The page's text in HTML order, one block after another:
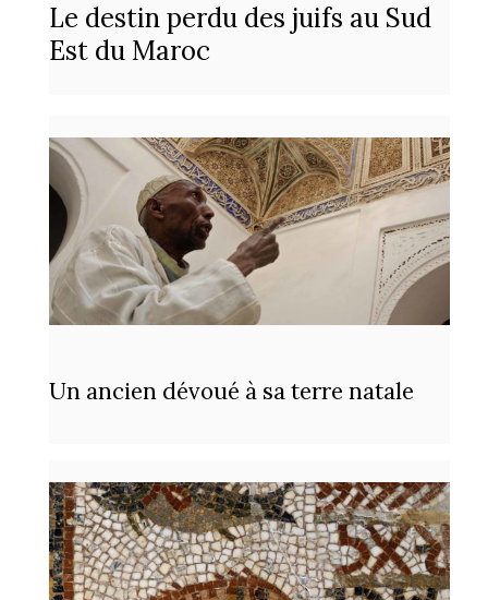
Le destin perdu des juifs au Sud
Est du Maroc
Un ancien dévoué à sa terre natale